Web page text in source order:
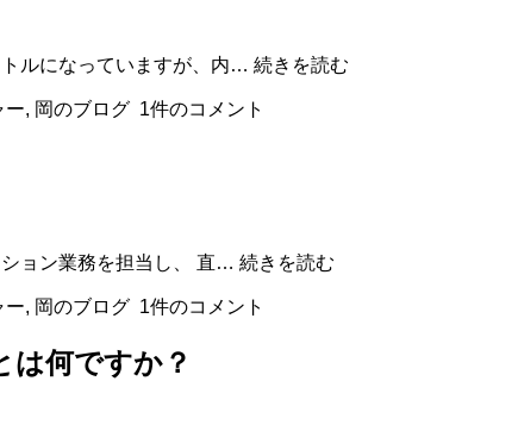
ま
ルになっていますが、内… 続きを読む
ー, 岡のブログ 1件のコメント
ョン業務を担当し、 直… 続きを読む
ー, 岡のブログ 1件のコメント
は何ですか？